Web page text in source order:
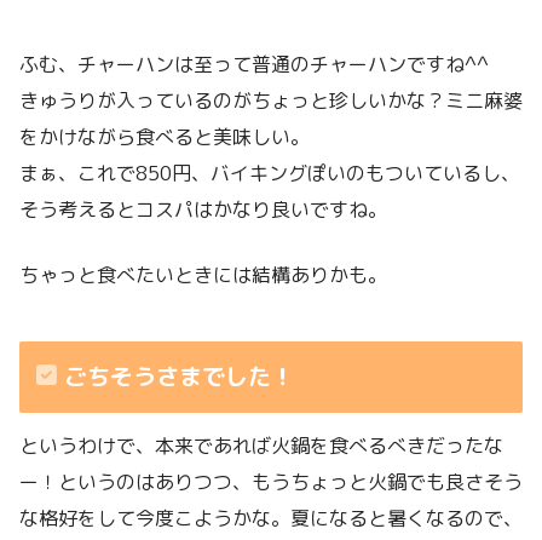
ふむ、チャーハンは至って普通のチャーハンですね^^
きゅうりが入っているのがちょっと珍しいかな？ミニ麻婆
をかけながら食べると美味しい。
まぁ、これで850円、バイキングぽいのもついているし、
そう考えるとコスパはかなり良いですね。
ちゃっと食べたいときには結構ありかも。
ごちそうさまでした！
というわけで、本来であれば火鍋を食べるべきだったな
ー！というのはありつつ、もうちょっと火鍋でも良さそう
な格好をして今度こようかな。夏になると暑くなるので、